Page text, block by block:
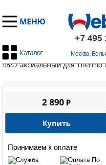
МЕНЮ
+7 495
Москва,
Каталог
Главная /Запчасти Вебасто/
4847 аксиальный для Thermo
Принимаем к оплате
2 890P
Купить